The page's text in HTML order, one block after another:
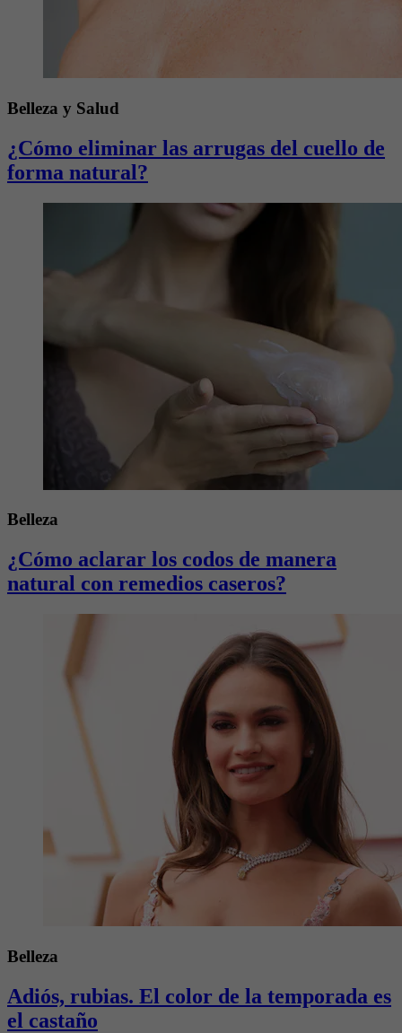
Belleza y Salud
¿Cómo eliminar las arrugas del cuello de
forma natural?
Belleza
¿Cómo aclarar los codos de manera
natural con remedios caseros?
Belleza
Adiós, rubias. El color de la temporada es
el castaño